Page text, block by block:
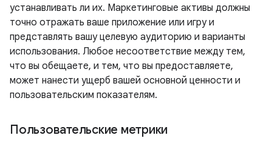
устанавливать ли их. Маркетинговые активы должны
точно отражать ваше приложение или игру и
представлять вашу целевую аудиторию и варианты
использования. Любое несоответствие между тем,
что вы обещаете, и тем, что вы предоставляете,
может нанести ущерб вашей основной ценности и
пользовательским показателям.
Пользовательские метрики